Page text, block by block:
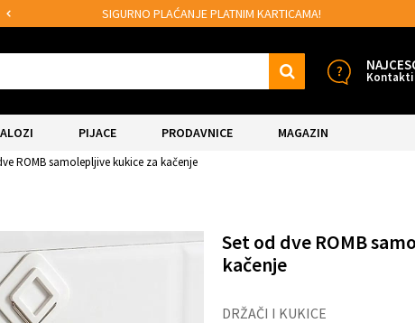
PLAĆANJE PLATNIM KARTICAMA!
PIJACE PRODAVNICE MAGAZIN
ROMB samolepljive kukice za kačenje
Set od dve ROMB
kačenje
DRŽAČI I KUKICE